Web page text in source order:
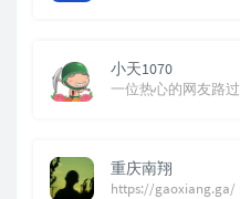
小天1070
一位热心的网友路过
重庆南翔
https://gaoxiang.ga/